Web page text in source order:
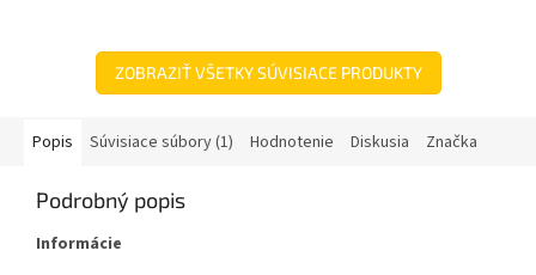
ZOBRAZIŤ VŠETKY SÚVISIACE PRODUKTY
Popis Súvisiace súbory (1) Hodnotenie Diskusia Značka
Podrobný popis
Informácie